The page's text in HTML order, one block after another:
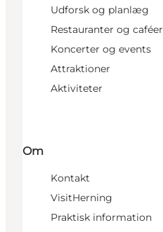
Udforsk og planlæg
Restauranter og caféer
Koncerter og events
Attraktioner
Aktiviteter
Om
Kontakt
VisitHerning
Praktisk information